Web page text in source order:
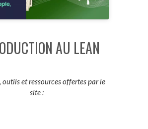
AU LEAN
et ressources offertes par le
site :